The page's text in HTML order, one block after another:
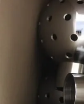
साइटमैप
PRIVACY